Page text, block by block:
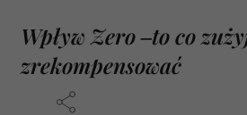
Wpływ Zero –to co
zrekompensować